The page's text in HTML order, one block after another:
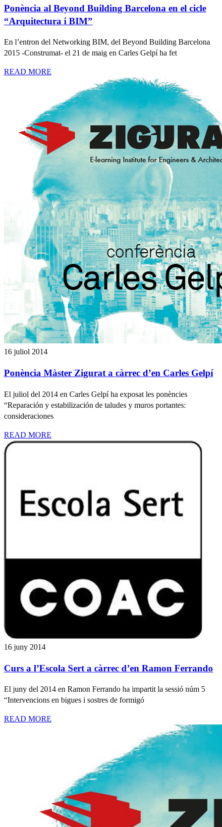
Ponència al Beyond Building Barcelona en el cicle
“Arquitectura i BIM”
En l’entron del Networking BIM, del Beyond Building Barcelona
2015 -Construmat- el 21 de maig en Carles Gelpí ha fet
READ MORE
16 juliol 2014
Ponència Màster Zigurat a càrrec d’en Carles Gelpí
El juliol del 2014 en Carles Gelpí ha exposat les ponències
“Reparación y estabilización de taludes y muros portantes:
consideraciones
READ MORE
16 juny 2014
Curs a l’Escola Sert a càrrec d’en Ramon Ferrando
El juny del 2014 en Ramon Ferrando ha impartit la sessió núm 5
“Intervencions en bigues i sostres de formigó
READ MORE